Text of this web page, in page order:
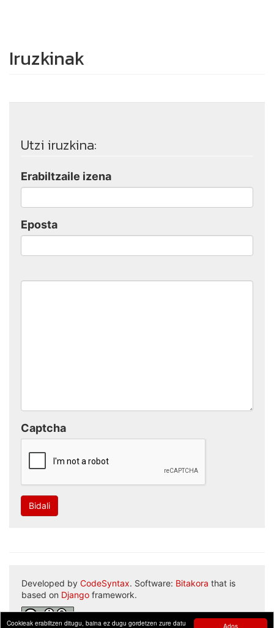
Ados
Cookieak erabiltzen ditugu, baina ez dugu gordetzen zure datu
Iruzkinak
Utzi iruzkina:
Erabiltzaile izena
Eposta
Captcha
Bidali
Developed by CodeSyntax. Software: Bitakora that is
based on Django framework.